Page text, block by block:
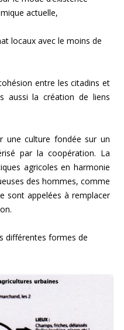
actuelle,
locaux avec le moins de
entre les citadins et
aussi la création de liens
une culture fondée sur un
par la coopération. La
agricoles en harmonie
des hommes, comme
sont appelées à remplacer
différentes formes de